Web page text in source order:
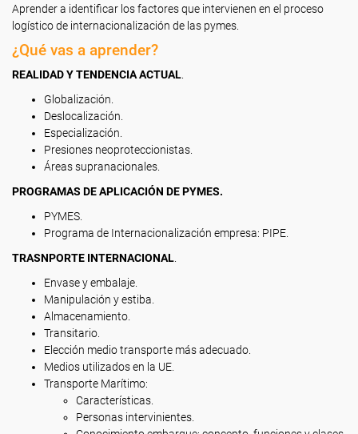
Aprender a identificar los factores que intervienen en el proceso
logístico de internacionalización de las pymes.
¿Qué vas a aprender?
REALIDAD Y TENDENCIA ACTUAL
Globalización.
Deslocalización.
Especialización.
Presiones neoproteccionistas.
Áreas supranacionales.
PROGRAMAS DE APLICACIÓN DE PYMES.
PYMES.
Programa de Internacionalización empresa: PIPE.
TRASNPORTE INTERNACIONAL
Envase y embalaje.
Manipulación y estiba.
Almacenamiento.
Transitario.
Elección medio transporte más adecuado.
Medios utilizados en la UE.
Transporte Marítimo:
Características.
Personas intervinientes.